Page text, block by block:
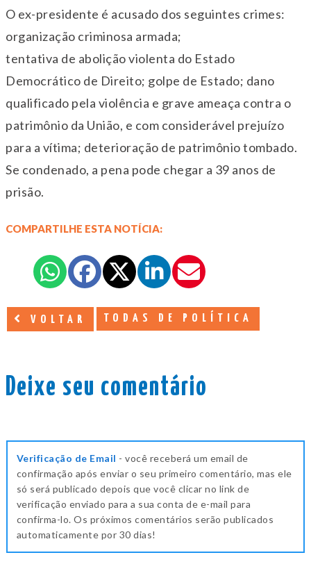
O ex-presidente é acusado dos seguintes crimes:
organização criminosa armada;
tentativa de abolição violenta do Estado
Democrático de Direito; golpe de Estado; dano
qualificado pela violência e grave ameaça contra o
patrimônio da União, e com considerável prejuízo
para a vítima; deterioração de patrimônio tombado.
Se condenado, a pena pode chegar a 39 anos de
prisão.
COMPARTILHE ESTA NOTÍCIA:
VOLTAR TODAS DE POLÍTICA
Deixe seu comentário
Verificação de Email - você receberá um email de
confirmação após enviar o seu primeiro comentário, mas ele
só será publicado depois que você clicar no link de
verificação enviado para a sua conta de e-mail para
confirma-lo. Os próximos comentários serão publicados
automaticamente por 30 dias!